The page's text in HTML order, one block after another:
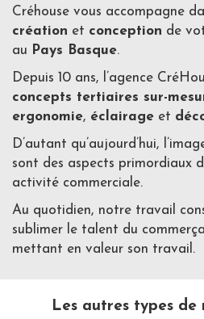
Créhouse vous accompagne
création et conception de
au Pays Basque.
Depuis 10 ans, l’agence
concepts tertiaires sur-
ergonomie, éclairage et
D’autant qu’aujourd’hui,
sont des aspects primordiaux
activité commerciale.
Au quotidien, notre travail
sublimer le talent du
mettant en valeur son travail.
Les autres types de